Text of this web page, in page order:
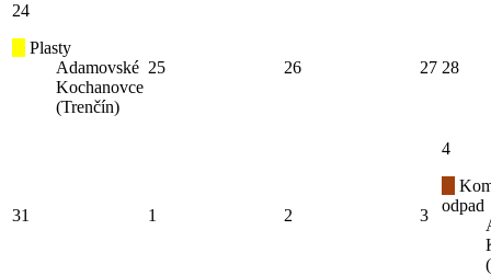
24
Plasty
Adamovské
Kochanovce
(Trenčín)
25 26 27 28
31 1 2 3
4
odpad